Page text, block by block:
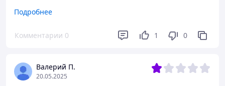
Преимущества
Легка
Недостатки
Подробнее
Комментарии 0 1 0
Валерий П.
20.05.2025